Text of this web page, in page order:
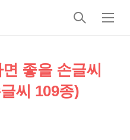
검
메
좋을 손글씨
씨 109종)